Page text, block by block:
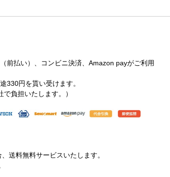
前払い）、コンビニ決済、Amazon payがご利用
330円を貰い受けます。
負担いたします。）
送料無料サービスいたします。